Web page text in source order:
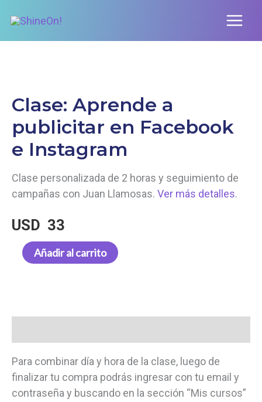
contenido
Clase: Aprende a
publicitar en Facebook
e Instagram
Clase personalizada de 2 horas y seguimiento de
campañas con Juan Llamosas. Ver más detalles.
USD 33
Clase:
Aprende
e
Instagram
cantidad
Añadir al carrito
Para combinar día y hora de la clase, luego de
finalizar tu compra podrás ingresar con tu email y
contraseña y buscando en la sección “Mis cursos”